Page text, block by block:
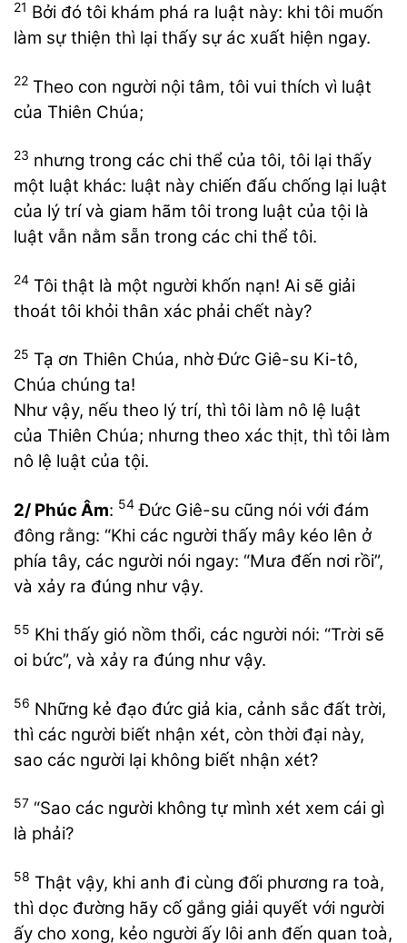
21 Bởi đó tôi khám phá ra luật này: khi tôi muốn
làm sự thiện thì lại thấy sự ác xuất hiện ngay.
22 Theo con người nội tâm, tôi vui thích vì luật
của Thiên Chúa;
23 nhưng trong các chi thể của tôi, tôi lại thấy
một luật khác: luật này chiến đấu chống lại luật
của lý trí và giam hãm tôi trong luật của tội là
luật vẫn nằm sẵn trong các chi thể tôi.
24 Tôi thật là một người khốn nạn! Ai sẽ giải
thoát tôi khỏi thân xác phải chết này?
25 Tạ ơn Thiên Chúa, nhờ Đức Giê-su Ki-tô,
Chúa chúng ta!
Như vậy, nếu theo lý trí, thì tôi làm nô lệ luật
của Thiên Chúa; nhưng theo xác thịt, thì tôi làm
nô lệ luật của tội.
2/ Phúc Âm: 54 Đức Giê-su cũng nói với đám
đông rằng: “Khi các người thấy mây kéo lên ở
phía tây, các người nói ngay: “Mưa đến nơi rồi”,
và xảy ra đúng như vậy.
55 Khi thấy gió nồm thổi, các người nói: “Trời sẽ
oi bức”, và xảy ra đúng như vậy.
56 Những kẻ đạo đức giả kia, cảnh sắc đất trời,
thì các người biết nhận xét, còn thời đại này,
sao các người lại không biết nhận xét?
57 “Sao các người không tự mình xét xem cái gì
là phải?
58 Thật vậy, khi anh đi cùng đối phương ra toà,
thì dọc đường hãy cố gắng giải quyết với người
ấy cho xong, kẻo người ấy lôi anh đến quan toà,